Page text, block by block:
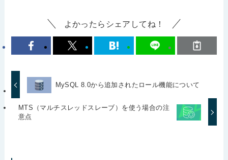
よかったらシェアしてね！
MySQL 8.0から追加されたロール機能について
MTS（マルチスレッドスレーブ）を使う場合の注
意点